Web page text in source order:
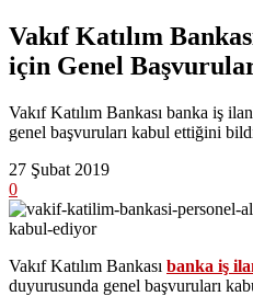
Vakıf Katılım
için Genel
Vakıf Katılım Bankası banka iş
genel başvuruları kabul ettiğini
27 Şubat 2019
0
Vakıf Katılım Bankası banka iş
duyurusunda genel başvuruları